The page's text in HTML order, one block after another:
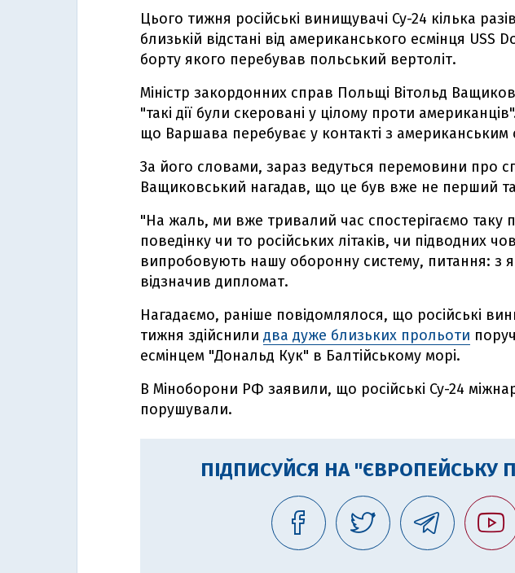
Цього тижня російські винищувачі Су-24 кілька
близькій відстані від американського есмінця USS
борту якого перебував польський вертоліт.
Міністр закордонних справ Польщі Вітольд
"такі дії були скеровані у цілому проти
що Варшава перебуває у контакті з
За його словами, зараз ведуться перемовини про
Ващиковський нагадав, що це був вже не перший
"На жаль, ми вже тривалий час спостерігаємо таку
поведінку чи то російських літаків, чи підводних
випробовують нашу оборонну систему, питання: з
відзначив дипломат.
Нагадаємо, раніше повідомлялося, що російські
тижня здійснили два дуже близьких прольоти
есмінцем "Дональд Кук" в Балтійському морі.
В Міноборони РФ заявили, що російські Су-24
порушували.
ПІДПИСУЙСЯ НА "ЄВРОПЕЙСЬКУ